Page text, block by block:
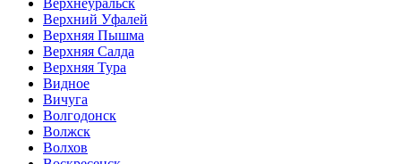
Верхний Уфалей
Верхняя Пышма
Верхняя Салда
Верхняя Тура
Видное
Вичуга
Волгодонск
Волжск
Волхов